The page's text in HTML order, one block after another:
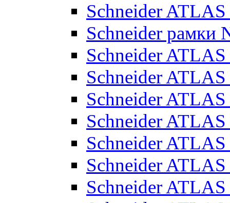
Schneider
Schneider рамки
Schneider
Schneider
Schneider
Schneider
Schneider
Schneider
Schneider